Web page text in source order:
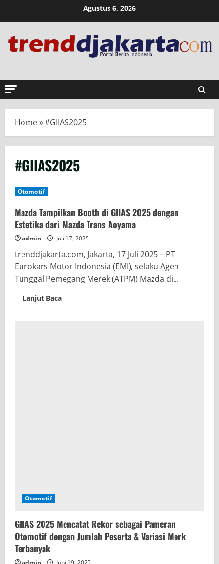
Agustus 6, 2026
Home»#GIIAS2025
#GIIAS2025
Otomotif
Mazda Tampilkan Booth di GIIAS 2025 dengan
Estetika dari Mazda Trans Aoyama
admin Juli 17, 2025
trenddjakarta.com, Jakarta, 17 Juli 2025 – PT
Eurokars Motor Indonesia (EMI), selaku Agen
Tunggal Pemegang Merek (ATPM) Mazda di...
Lanjut BacaRead
more
Otomotif
GIIAS 2025 Mencatat Rekor sebagai Pameran
Otomotif dengan Jumlah Peserta & Variasi Merk
Terbanyak
admin Juni 19, 2025